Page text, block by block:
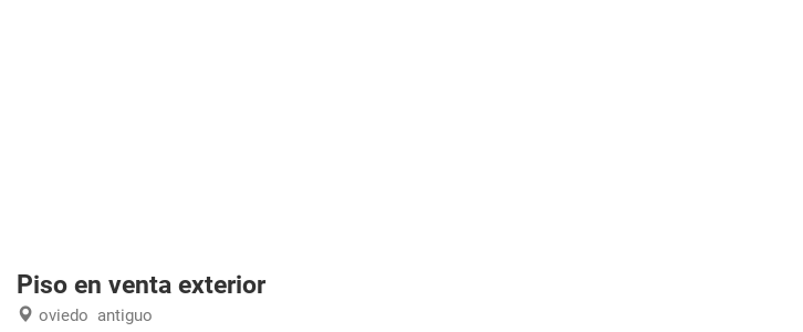
Piso en venta exterior
oviedo antiguo